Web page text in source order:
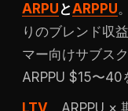
ARPU とARPPU
りのブレンド収
マー向けサブス
ARPPU $15〜40
LTV 。ARPPU ×